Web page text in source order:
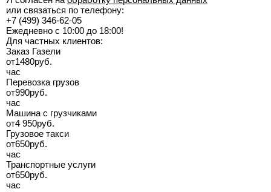
или связаться по телефону:
+7 (499) 346-62-05
Ежедневно с 10:00 до 18:00!
Для частных клиентов:
Заказ Газели
от1480руб.
час
Перевозка грузов
от990руб.
час
Машина с грузчиками
от4 950руб.
Грузовое такси
от650руб.
час
Транспортные услуги
от650руб.
час